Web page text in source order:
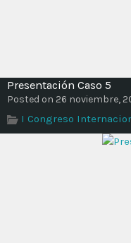
Presentación Caso 5
Posted on 26 noviembre,
I Congreso